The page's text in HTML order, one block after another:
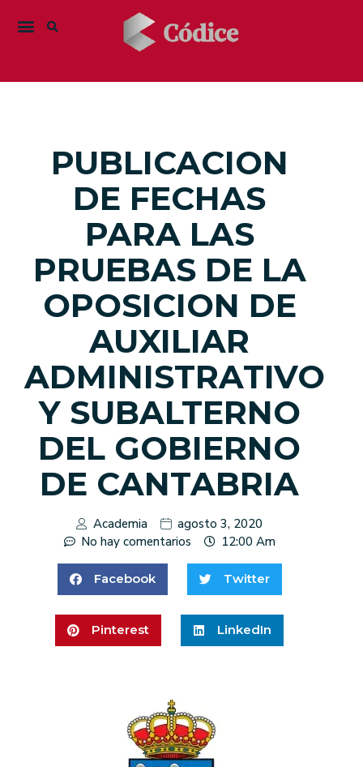
PUBLICACION
DE FECHAS
PARA LAS
PRUEBAS DE LA
OPOSICION DE
AUXILIAR
ADMINISTRATIVO
Y SUBALTERNO
DEL GOBIERNO
DE CANTABRIA
Academia
agosto 3, 2020
No hay comentarios
12:00 Am
Facebook Twitter
Pinterest LinkedIn